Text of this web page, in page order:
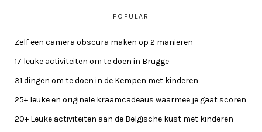
POPULAR
Zelf een camera obscura maken op 2 manieren
17 leuke activiteiten om te doen in Brugge
31 dingen om te doen in de Kempen met kinderen
25+ leuke en originele kraamcadeaus waarmee je gaat scoren
20+ Leuke activiteiten aan de Belgische kust met kinderen